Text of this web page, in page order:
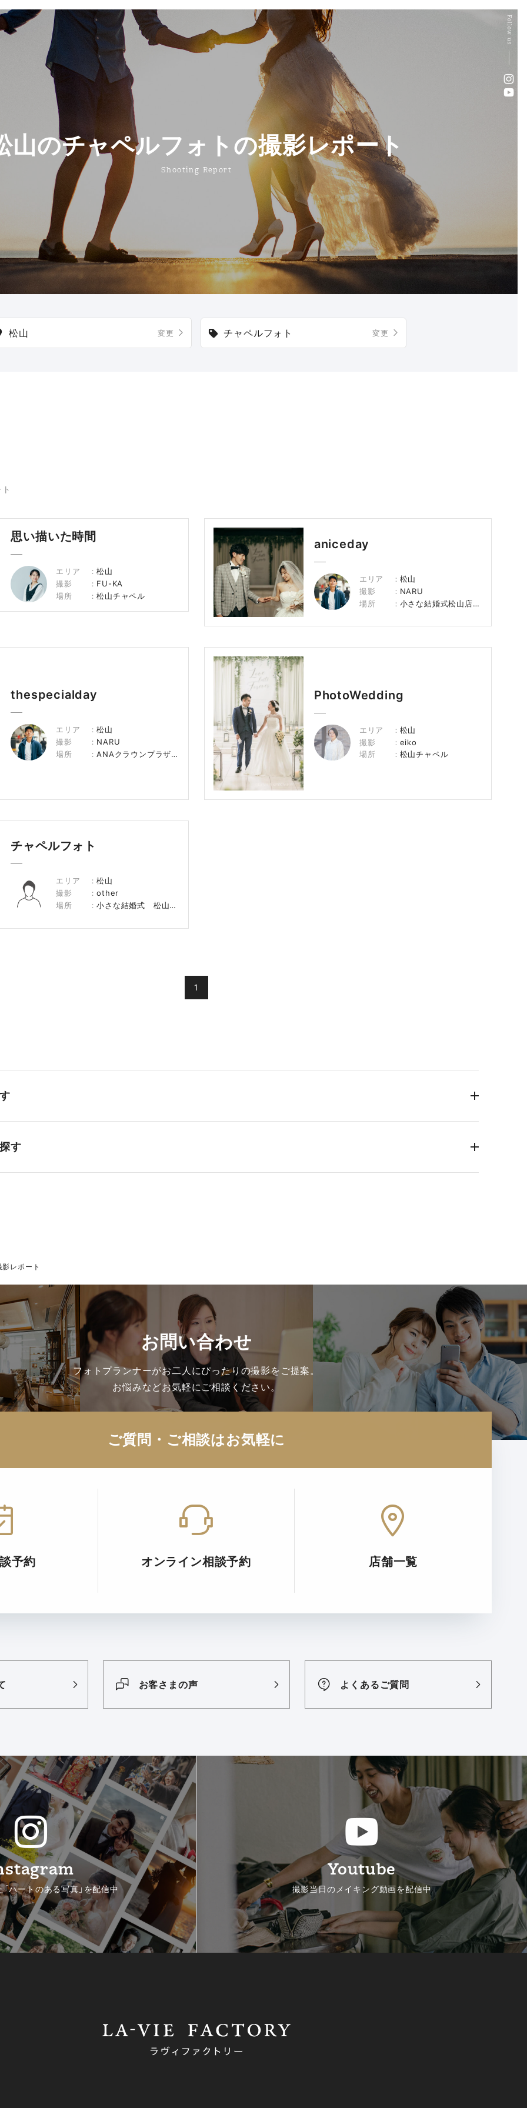
Shooting Report
山のチャペルフォトの撮影レポート
Follow us
松山 変更 チャペルフォト 変更
思い描いた時間
エリア
松山
撮影
FU-KA
場所
松山チャペル
aniceday
エリア
松山
撮影
NARU
場所
小さな結婚式松山店チャペル
thespecialday
エリア
松山
撮影
NARU
場所
ANAクラウンプラザホテル松山
PhotoWedding
エリア
松山
撮影
eiko
場所
松山チャペル
チャペルフォト
エリア
松山
撮影
other
場所
小さな結婚式 松山店 チャペル
1
す
影レポート
お問い合わせ
フォトプランナーがお二人にぴったりの撮影をご提案。
お悩みなどお気軽にご相談ください。
ご質問・ご相談はお気軽に
予約 オンライン相談予約 店舗一覧
お客さまの声 よくあるご質問
ハートのある写真」を配信中
Youtube
撮影当日のメイキング動画を配信中